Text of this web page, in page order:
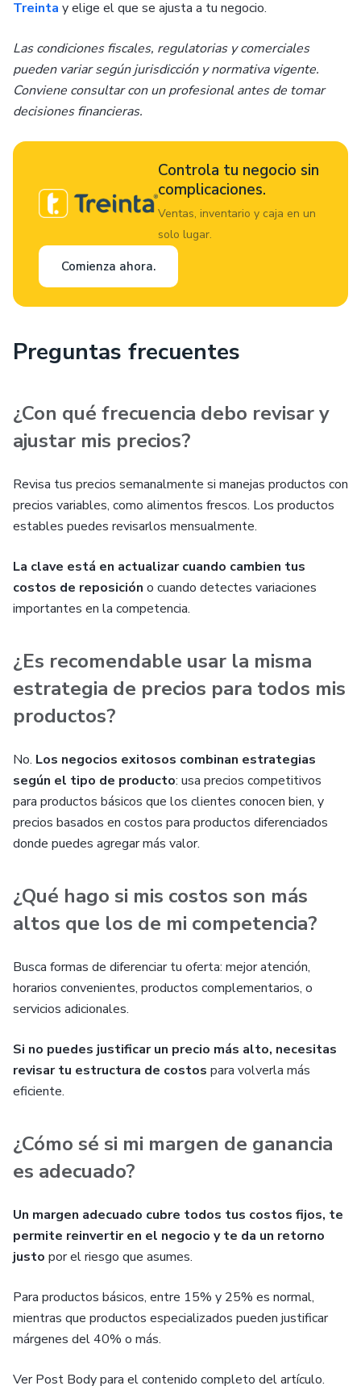
Treinta y elige el que se ajusta a tu negocio.
Las condiciones fiscales, regulatorias y comerciales
pueden variar según jurisdicción y normativa vigente.
Conviene consultar con un profesional antes de tomar
decisiones financieras.
Controla tu negocio sin
complicaciones.
Ventas, inventario y caja en un
solo lugar.
Comienza ahora.
Preguntas frecuentes
¿Con qué frecuencia debo revisar y
ajustar mis precios?
Revisa tus precios semanalmente si manejas productos con
precios variables, como alimentos frescos. Los productos
estables puedes revisarlos mensualmente.
La clave está en actualizar cuando cambien tus
costos de reposición o cuando detectes variaciones
importantes en la competencia.
¿Es recomendable usar la misma
estrategia de precios para todos mis
productos?
No. Los negocios exitosos combinan estrategias
según el tipo de producto: usa precios competitivos
para productos básicos que los clientes conocen bien, y
precios basados en costos para productos diferenciados
donde puedes agregar más valor.
¿Qué hago si mis costos son más
altos que los de mi competencia?
Busca formas de diferenciar tu oferta: mejor atención,
horarios convenientes, productos complementarios, o
servicios adicionales.
Si no puedes justificar un precio más alto, necesitas
revisar tu estructura de costos para volverla más
eficiente.
¿Cómo sé si mi margen de ganancia
es adecuado?
Un margen adecuado cubre todos tus costos fijos, te
permite reinvertir en el negocio y te da un retorno
justo por el riesgo que asumes.
Para productos básicos, entre 15% y 25% es normal,
mientras que productos especializados pueden justificar
márgenes del 40% o más.
Ver Post Body para el contenido completo del artículo.